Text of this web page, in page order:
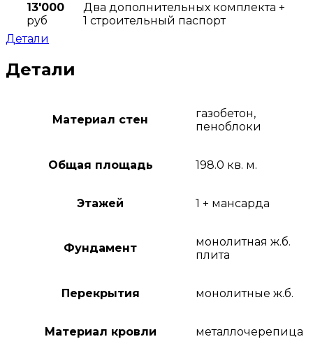
13'000
руб
Два дополнительных комплекта +
1 строительный паспорт
Детали
Детали
Материал стен
газобетон,
пеноблоки
Общая площадь 198.0 кв. м.
Этажей 1 + мансарда
Фундамент
монолитная ж.б.
плита
Перекрытия монолитные ж.б.
Материал кровли металлочерепица